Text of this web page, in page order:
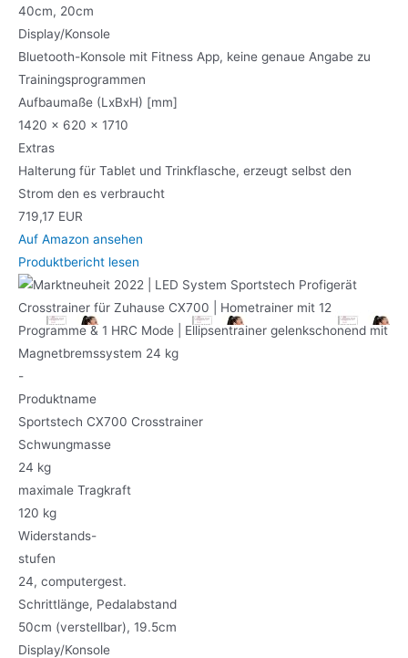
40cm, 20cm
Display/Konsole
Bluetooth-Konsole mit Fitness App, keine genaue Angabe zu
Trainingsprogrammen
Aufbaumaße (LxBxH) [mm]
1420 x 620 x 1710
Extras
Halterung für Tablet und Trinkflasche, erzeugt selbst den
Strom den es verbraucht
719,17 EUR
Auf Amazon ansehen
Produktbericht lesen
-
Produktname
Sportstech CX700 Crosstrainer
Schwungmasse
24 kg
maximale Tragkraft
120 kg
Widerstands-
stufen
24, computergest.
Schrittlänge, Pedalabstand
50cm (verstellbar), 19.5cm
Display/Konsole